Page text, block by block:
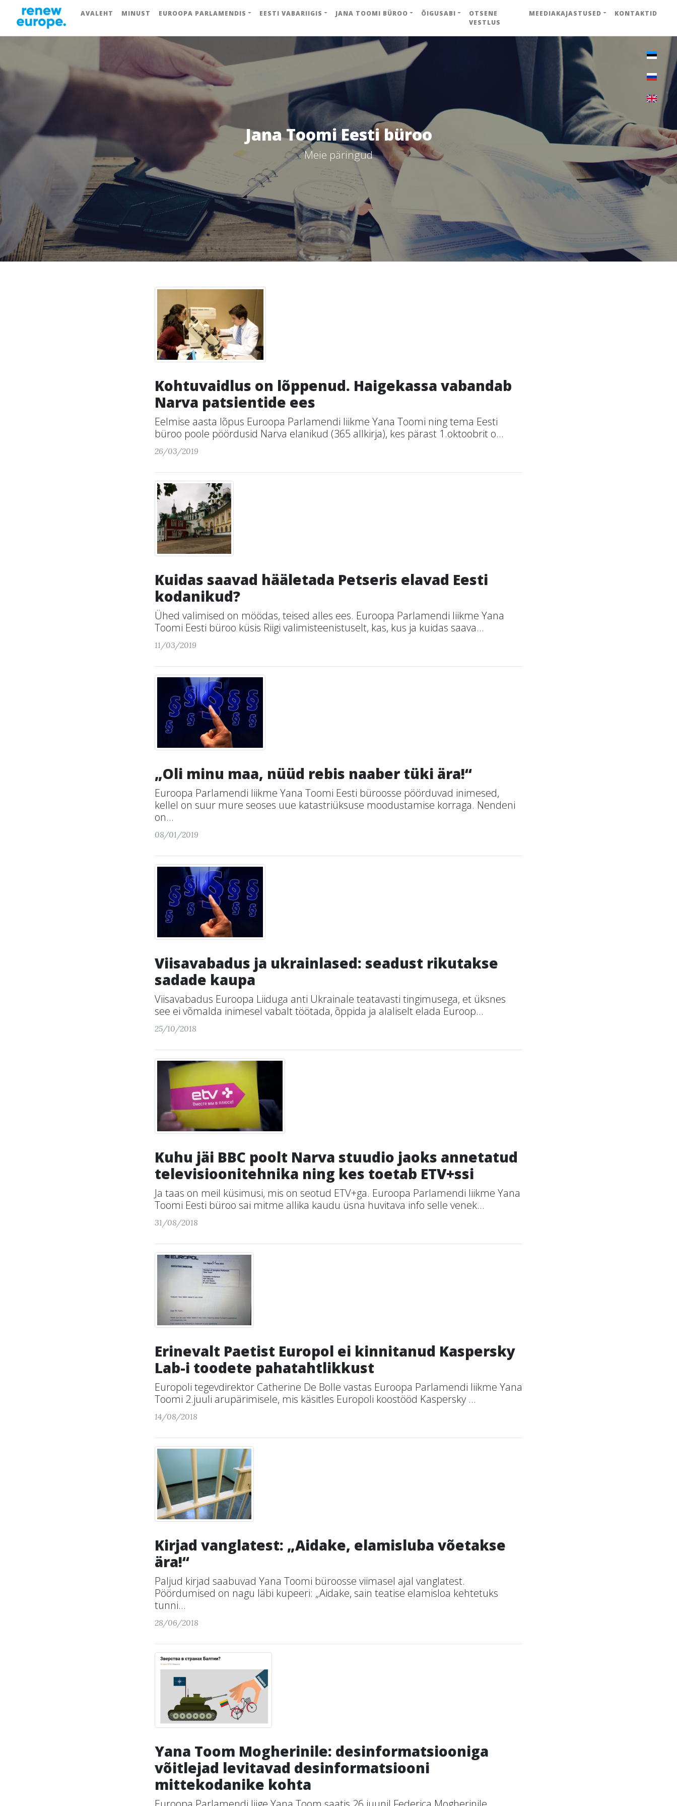
AVALEHT MINUST EUROOPA PARLAMENDIS EESTI VABARIIGIS JANA TOOMI BÜROO ÕIGUSABI
OTSENE
VESTLUS
MEEDIAKAJASTUSED KONTAKTID
Jana Toomi Eesti büroo
Meie päringud
Kohtuvaidlus on lõppenud. Haigekassa vabandab
Narva patsientide ees
Eelmise aasta lõpus Euroopa Parlamendi liikme Yana Toomi ning tema Eesti
büroo poole pöördusid Narva elanikud (365 allkirja), kes pärast 1.oktoobrit o...
26/03/2019
Kuidas saavad hääletada Petseris elavad Eesti
kodanikud?
Ühed valimised on möödas, teised alles ees. Euroopa Parlamendi liikme Yana
Toomi Eesti büroo küsis Riigi valimisteenistuselt, kas, kus ja kuidas saava...
11/03/2019
„Oli minu maa, nüüd rebis naaber tüki ära!“
Euroopa Parlamendi liikme Yana Toomi Eesti büroosse pöörduvad inimesed,
kellel on suur mure seoses uue katastriüksuse moodustamise korraga. Nendeni
on...
08/01/2019
Viisavabadus ja ukrainlased: seadust rikutakse
sadade kaupa
Viisavabadus Euroopa Liiduga anti Ukrainale teatavasti tingimusega, et üksnes
see ei võmalda inimesel vabalt töötada, õppida ja alaliselt elada Euroop...
25/10/2018
Kuhu jäi BBC poolt Narva stuudio jaoks annetatud
televisioonitehnika ning kes toetab ETV+ssi
Ja taas on meil küsimusi, mis on seotud ETV+ga. Euroopa Parlamendi liikme Yana
Toomi Eesti büroo sai mitme allika kaudu üsna huvitava info selle venek...
31/08/2018
Erinevalt Paetist Europol ei kinnitanud Kaspersky
Lab-i toodete pahatahtlikkust
Europoli tegevdirektor Catherine De Bolle vastas Euroopa Parlamendi liikme Yana
Toomi 2.juuli arupärimisele, mis käsitles Europoli koostööd Kaspersky ...
14/08/2018
Kirjad vanglatest: „Aidake, elamisluba võetakse
ära!“
Paljud kirjad saabuvad Yana Toomi büroosse viimasel ajal vanglatest.
Pöördumised on nagu läbi kupeeri: „Aidake, sain teatise elamisloa kehtetuks
tunni...
28/06/2018
Yana Toom Mogherinile: desinformatsiooniga
võitlejad levitavad desinformatsiooni
mittekodanike kohta